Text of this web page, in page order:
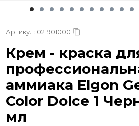
Артикул: 0219010001
Крем - краска
аммиака Elgon
Color Dolce 1
мл